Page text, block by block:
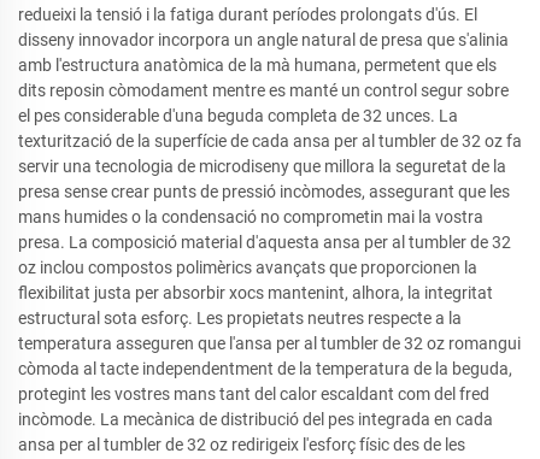
redueixi la tensió i la fatiga durant períodes prolongats d'ús. El
disseny innovador incorpora un angle natural de presa que s'alinia
amb l'estructura anatòmica de la mà humana, permetent que els
dits reposin còmodament mentre es manté un control segur sobre
el pes considerable d'una beguda completa de 32 unces. La
texturització de la superfície de cada ansa per al tumbler de 32 oz fa
servir una tecnologia de microdiseny que millora la seguretat de la
presa sense crear punts de pressió incòmodes, assegurant que les
mans humides o la condensació no comprometin mai la vostra
presa. La composició material d'aquesta ansa per al tumbler de 32
oz inclou compostos polimèrics avançats que proporcionen la
flexibilitat justa per absorbir xocs mantenint, alhora, la integritat
estructural sota esforç. Les propietats neutres respecte a la
temperatura asseguren que l'ansa per al tumbler de 32 oz romangui
còmoda al tacte independentment de la temperatura de la beguda,
protegint les vostres mans tant del calor escaldant com del fred
incòmode. La mecànica de distribució del pes integrada en cada
ansa per al tumbler de 32 oz redirigeix l'esforç físic des de les